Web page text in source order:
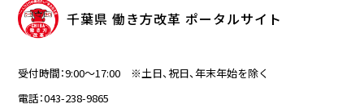
千葉県 働き方改革 ポータルサイト
受付時間：9:00～17:00 ※土日、祝日、年末年始を除く
電話：043-238-9865